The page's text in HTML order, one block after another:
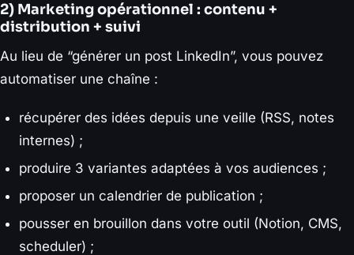
2) Marketing opérationnel : contenu +
distribution + suivi
Au lieu de “générer un post LinkedIn”, vous pouvez
automatiser une chaîne :
récupérer des idées depuis une veille (RSS, notes
internes) ;
produire 3 variantes adaptées à vos audiences ;
proposer un calendrier de publication ;
pousser en brouillon dans votre outil (Notion, CMS,
scheduler) ;